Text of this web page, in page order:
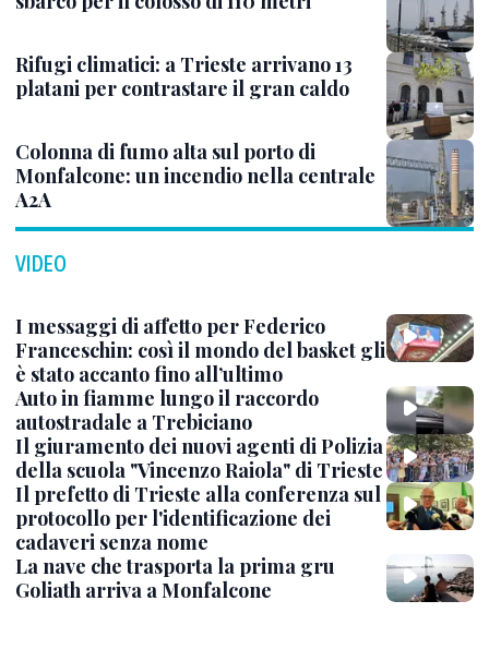
Rifugi climatici: a Trieste arrivano 13
platani per contrastare il gran caldo
Colonna di fumo alta sul porto di
Monfalcone: un incendio nella centrale
A2A
VIDEO
I messaggi di affetto per Federico
Franceschin: così il mondo del basket gli
è stato accanto fino all’ultimo
Auto in fiamme lungo il raccordo
autostradale a Trebiciano
Il giuramento dei nuovi agenti di Polizia
della scuola "Vincenzo Raiola" di Trieste
Il prefetto di Trieste alla conferenza sul
protocollo per l'identificazione dei
cadaveri senza nome
La nave che trasporta la prima gru
Goliath arriva a Monfalcone